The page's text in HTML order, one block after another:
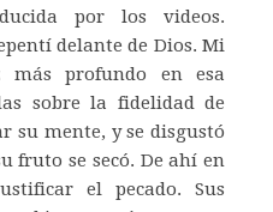
por los videos.
delante de Dios. Mi
más profundo en esa
sobre la fidelidad de
su mente, y se disgustó
fruto se secó. De ahí en
el pecado. Sus